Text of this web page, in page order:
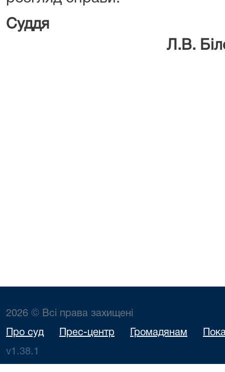
Л.В.
2026 © Всі права захищені
Про суд Прес-центр Громадянам
v1.38.1